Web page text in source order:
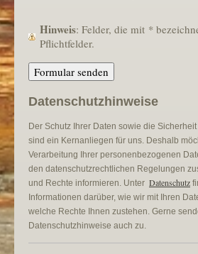
Hinweis : Felder, die mit *
Pflichtfelder.
Datenschutzhinweise
Der Schutz Ihrer Daten sowie die
sind ein Kernanliegen für uns. Deshalb
Verarbeitung Ihrer personenbezogenen
den datenschutzrechtlichen Regelungen
und Rechte informieren. Unter Datenschutz
Informationen darüber, wie wir mit Ihren
welche Rechte Ihnen zustehen. Gerne
Datenschutzhinweise auch zu.